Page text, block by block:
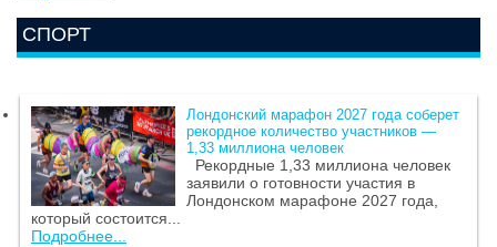
СПОРТ
Лондонский марафон 2027 года соберет
рекордное количество участников —
1,33 миллиона человек
Рекордные 1,33 миллиона человек
заявили о готовности участия в
Лондонском марафоне 2027 года,
который состоится...
Подробнее...